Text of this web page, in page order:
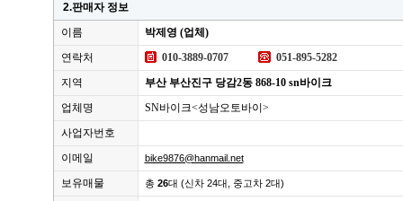
2.판매자 정보
이름
박제영 (업체)
연락처
010-3889-0707
051-895-5282
지역
부산 부산진구 당감2동 868-10 sn바이크
업체명
SN바이크<성남오토바이>
사업자번호
이메일
bike9876@hanmail.net
보유매물 총 26대 (신차 24대, 중고차 2대)